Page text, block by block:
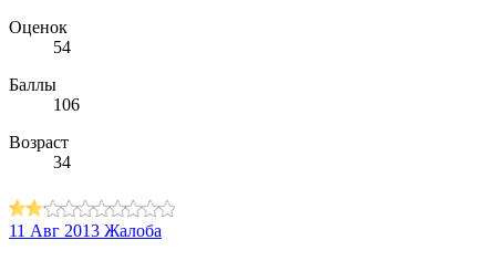
Оценок
54
Баллы
106
Возраст
34
11 Авг 2013 Жалоба